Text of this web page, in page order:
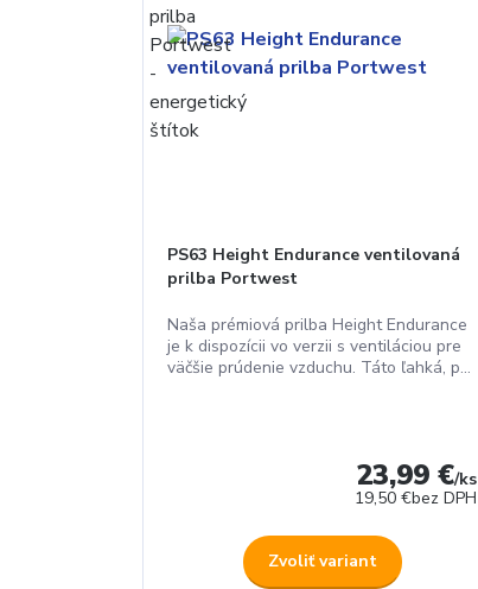
PS63 Height Endurance ventilovaná
prilba Portwest
Naša prémiová prilba Height Endurance
je k dispozícii vo verzii s ventiláciou pre
väčšie prúdenie vzduchu. Táto ľahká, p...
23,99 €/ks
19,50 €bez DPH
Zvoliť variant